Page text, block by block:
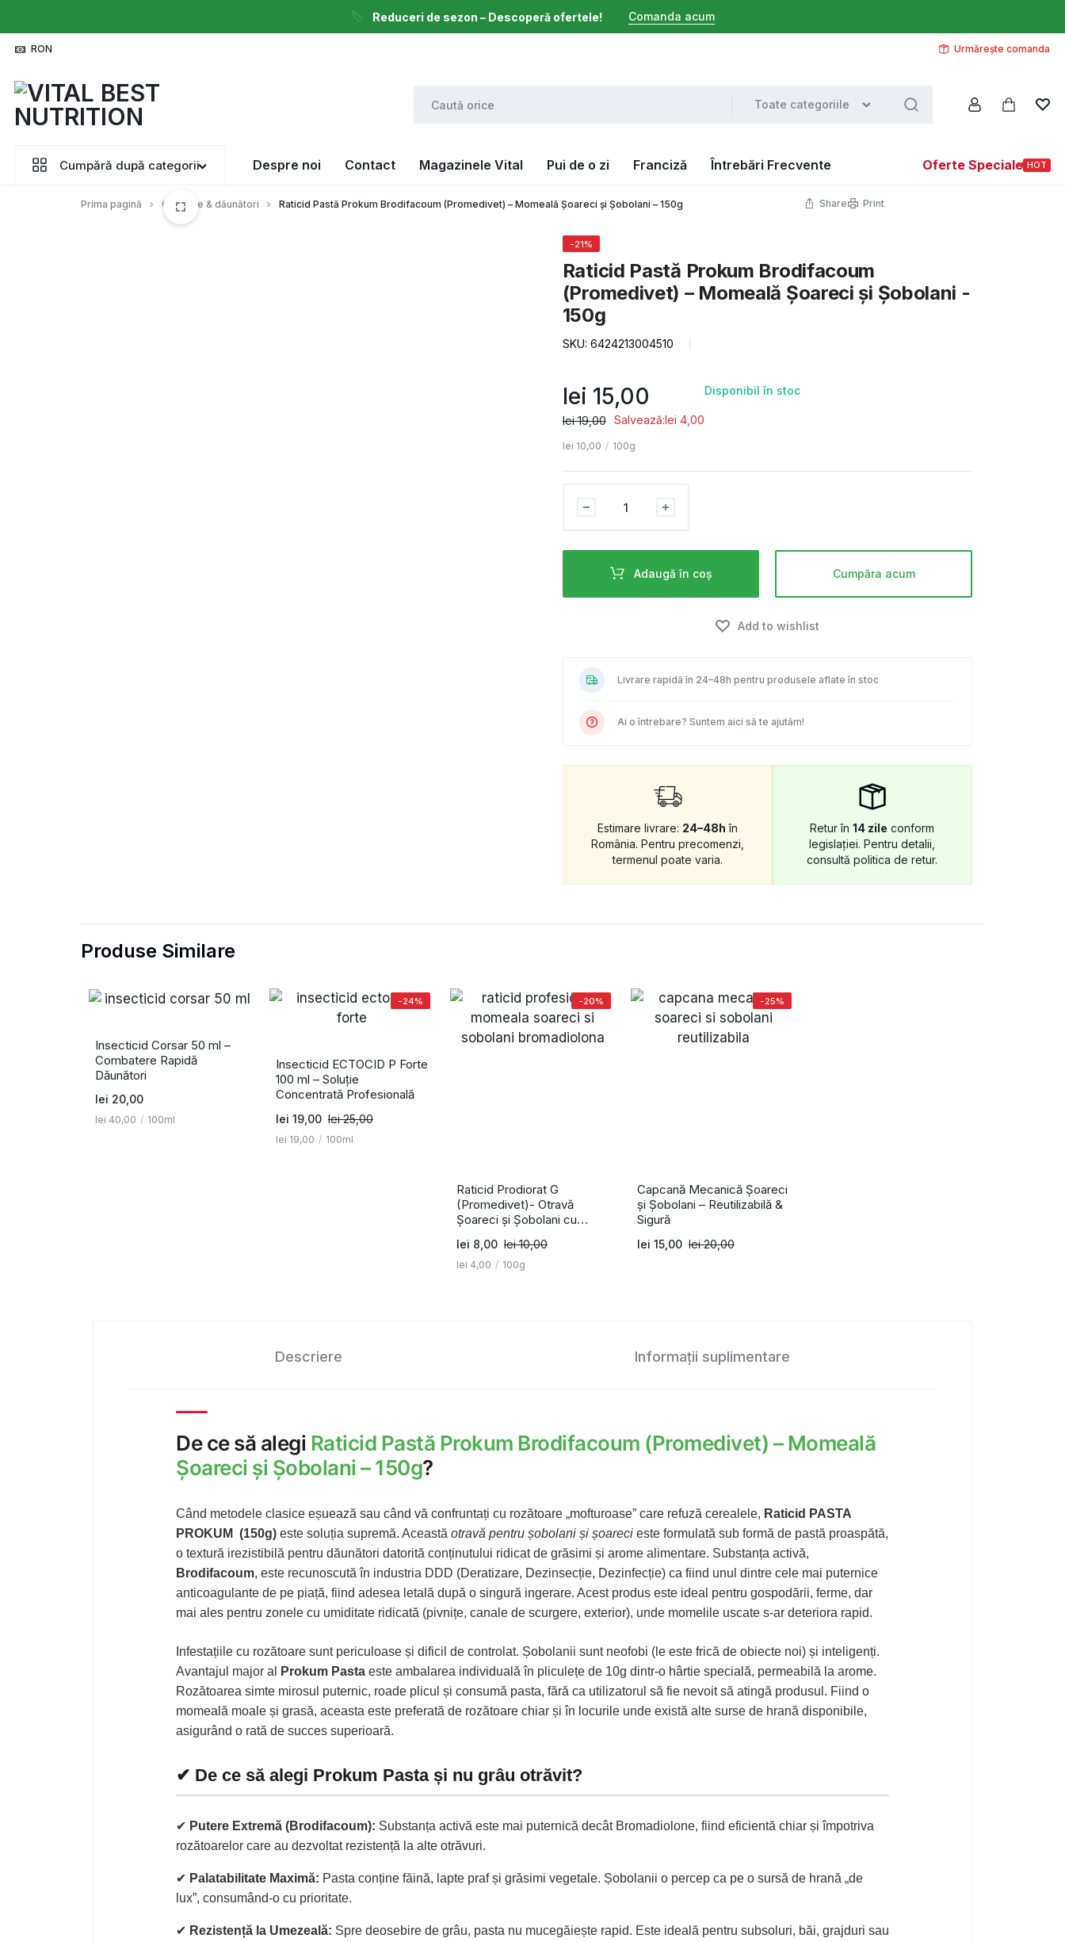
🏷️ Reduceri de sezon – Descoperă ofertele!‎ ‎ Comanda acum
RON Urmărește comanda
COMPLET
Toate categoriile
Cumpără după categorii Despre noi Contact Magazinele Vital Pui de o zi Franciză Întrebări Frecvente Oferte Speciale HOT
Prima pagină Capcane & dăunători Raticid Pastă Prokum Brodifacoum (Promedivet) – Momeală Șoareci și Șobolani – 150g Share Print
-21%
Raticid Pastă Prokum Brodifacoum
(Promedivet) – Momeală Șoareci și Șobolani -
150g
SKU: 6424213004510
lei 15,00
lei19,00 Salvează:lei 4,00
lei 10,00 / 100g
Disponibil în stoc
Adaugă în coș Cumpăra acum
Add to wishlist
Livrare rapidă în 24–48h pentru produsele aflate în stoc
Ai o întrebare? Suntem aici să te ajutăm!
Estimare livrare: 24–48h în
România. Pentru precomenzi,
termenul poate varia.
Retur în 14 zile conform
legislației. Pentru detalii,
consultă politica de retur.
Produse Similare
Insecticid Corsar 50 ml –
Combatere Rapidă
Dăunători
lei 20,00
lei 40,00 / 100ml
-24%
Insecticid ECTOCID P Forte
100 ml – Soluție
Concentrată Profesională
lei 19,00 lei25,00
lei 19,00 / 100ml
-20%
Raticid Prodiorat G
(Promedivet)- Otravă
Șoareci și Șobolani cu
lei 8,00 lei10,00
lei 4,00 / 100g
-25%
Capcană Mecanică Șoareci
și Șobolani – Reutilizabilă &
Sigură
lei 15,00 lei20,00
Descriere Informații suplimentare
De ce să alegi Raticid Pastă Prokum Brodifacoum (Promedivet) – Momeală
Șoareci și Șobolani – 150g?
Când metodele clasice eșuează sau când vă confruntați cu rozătoare „mofturoase” care refuză cerealele, Raticid PASTA
PROKUM (150g) este soluția supremă. Această otravă pentru șobolani și șoareci este formulată sub formă de pastă proaspătă,
o textură irezistibilă pentru dăunători datorită conținutului ridicat de grăsimi și arome alimentare. Substanța activă,
Brodifacoum, este recunoscută în industria DDD (Deratizare, Dezinsecție, Dezinfecție) ca fiind unul dintre cele mai puternice
anticoagulante de pe piață, fiind adesea letală după o singură ingerare. Acest produs este ideal pentru gospodării, ferme, dar
mai ales pentru zonele cu umiditate ridicată (pivnițe, canale de scurgere, exterior), unde momelile uscate s-ar deteriora rapid.
Infestațiile cu rozătoare sunt periculoase și dificil de controlat. Șobolanii sunt neofobi (le este frică de obiecte noi) și inteligenți.
Avantajul major al
Prokum Pasta este ambalarea individuală în pliculețe de 10g dintr-o hârtie specială, permeabilă la arome.
Rozătoarea simte mirosul puternic, roade plicul și consumă pasta, fără ca utilizatorul să fie nevoit să atingă produsul. Fiind o
momeală moale și grasă, aceasta este preferată de rozătoare chiar și în locurile unde există alte surse de hrană disponibile,
asigurând o rată de succes superioară.
✔ De ce să alegi Prokum Pasta și nu grâu otrăvit?
✔ Putere Extremă (Brodifacoum): Substanța activă este mai puternică decât Bromadiolone, fiind eficientă chiar și împotriva
rozătoarelor care au dezvoltat rezistență la alte otrăvuri.
✔ Palatabilitate Maximă: Pasta conține făină, lapte praf și grăsimi vegetale. Șobolanii o percep ca pe o sursă de hrană „de
lux”, consumând-o cu prioritate.
✔ Rezistență la Umezeală: Spre deosebire de grâu, pasta nu mucegăiește rapid. Este ideală pentru subsoluri, băi, grajduri sau